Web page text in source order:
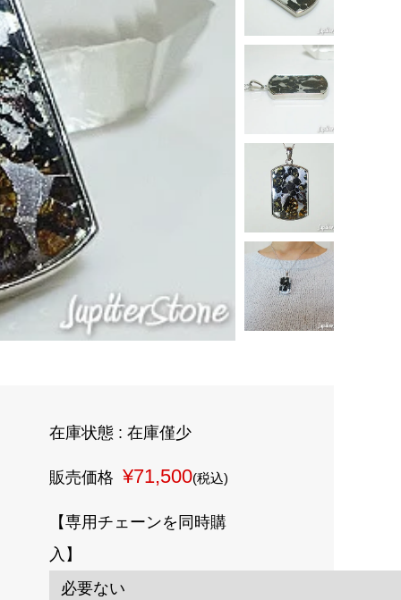
在庫状態 : 在庫僅少
販売価格¥71,500(税込)
【専用チェーンを同時購
入】